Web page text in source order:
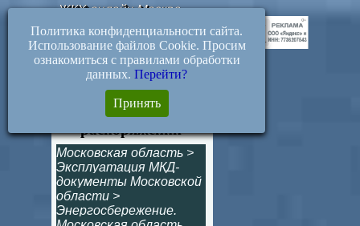
ЖКХ-онлайн.Москва
155-Р. Об утрате
силы некоторых
распоряжений
Московская область >
Эксплуатация МКД-
документы Московской
области >
Энергосбережение.
Политика конфиденциальности сайта.
Использование файлов Cookie. Просим
ознакомиться с правилами обработки
данных. Перейти?
Принять